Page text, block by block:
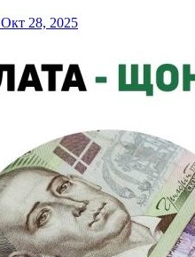
Окт 28, 2025